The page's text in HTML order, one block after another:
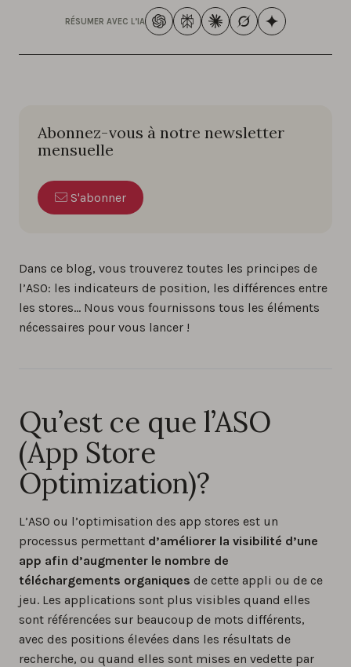
RÉSUMER AVEC L’IA
Abonnez-vous à notre newsletter
mensuelle
S'abonner
Dans ce blog, vous trouverez toutes les principes de
l’ASO: les indicateurs de position, les différences entre
les stores… Nous vous fournissons tous les éléments
nécessaires pour vous lancer !
Qu’est ce que l’ASO
(App Store
Optimization)?
L’ASO ou l’optimisation des app stores est un
processus permettant d’améliorer la visibilité d’une
app afin d’augmenter le nombre de
téléchargements organiques de cette appli ou de ce
jeu. Les applications sont plus visibles quand elles
sont référencées sur beaucoup de mots différents,
avec des positions élevées dans les résultats de
recherche, ou quand elles sont mises en vedette par